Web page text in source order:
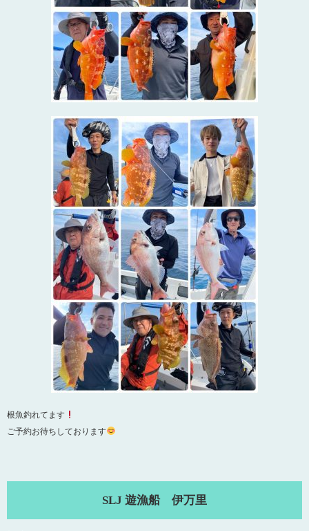
根魚釣れてます
ご予約お待ちしております
SLJ 遊漁船 伊万里